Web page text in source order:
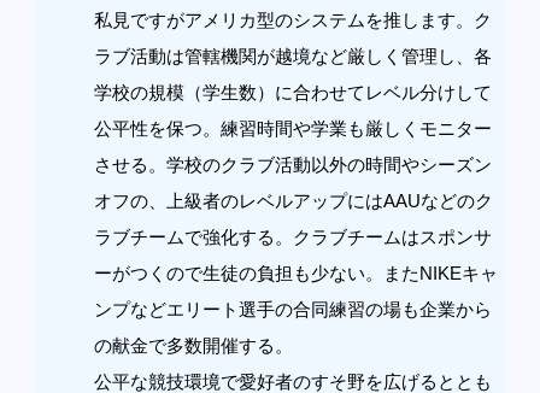
私見ですがアメリカ型のシステムを推します。ク
ラブ活動は管轄機関が越境など厳しく管理し、各
学校の規模（学生数）に合わせてレベル分けして
公平性を保つ。練習時間や学業も厳しくモニター
させる。学校のクラブ活動以外の時間やシーズン
オフの、上級者のレベルアップにはAAUなどのク
ラブチームで強化する。クラブチームはスポンサ
ーがつくので生徒の負担も少ない。またNIKEキャ
ンプなどエリート選手の合同練習の場も企業から
の献金で多数開催する。
公平な競技環境で愛好者のすそ野を広げるととも